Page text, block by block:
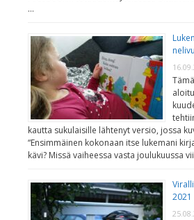
…
kautta sukulaisille lähtenyt versio, jossa
“Ensimmäinen kokonaan itse lukemani
kävi? Missä vaiheessa vasta joulukuussa
2021